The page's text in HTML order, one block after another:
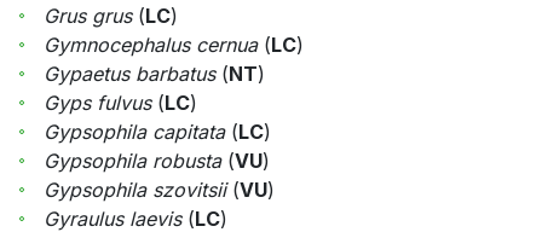
Grus grus(LC)
Gymnocephalus cernua(LC)
Gypaetus barbatus(NT)
Gyps fulvus(LC)
Gypsophila capitata(LC)
Gypsophila robusta(VU)
Gypsophila szovitsii(VU)
Gyraulus laevis(LC)